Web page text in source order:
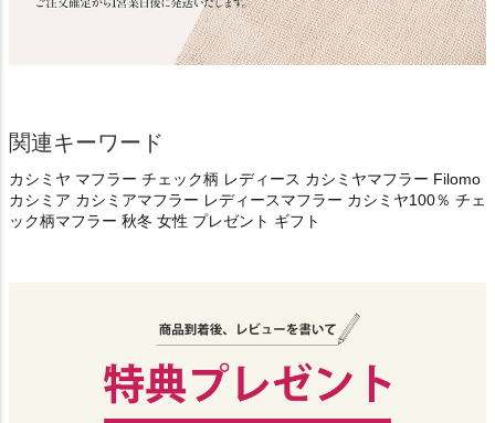
関連キーワード
カシミヤ マフラー チェック柄 レディース カシミヤマフラー Filomo
カシミア カシミアマフラー レディースマフラー カシミヤ100％ チェ
ック柄マフラー 秋冬 女性 プレゼント ギフト